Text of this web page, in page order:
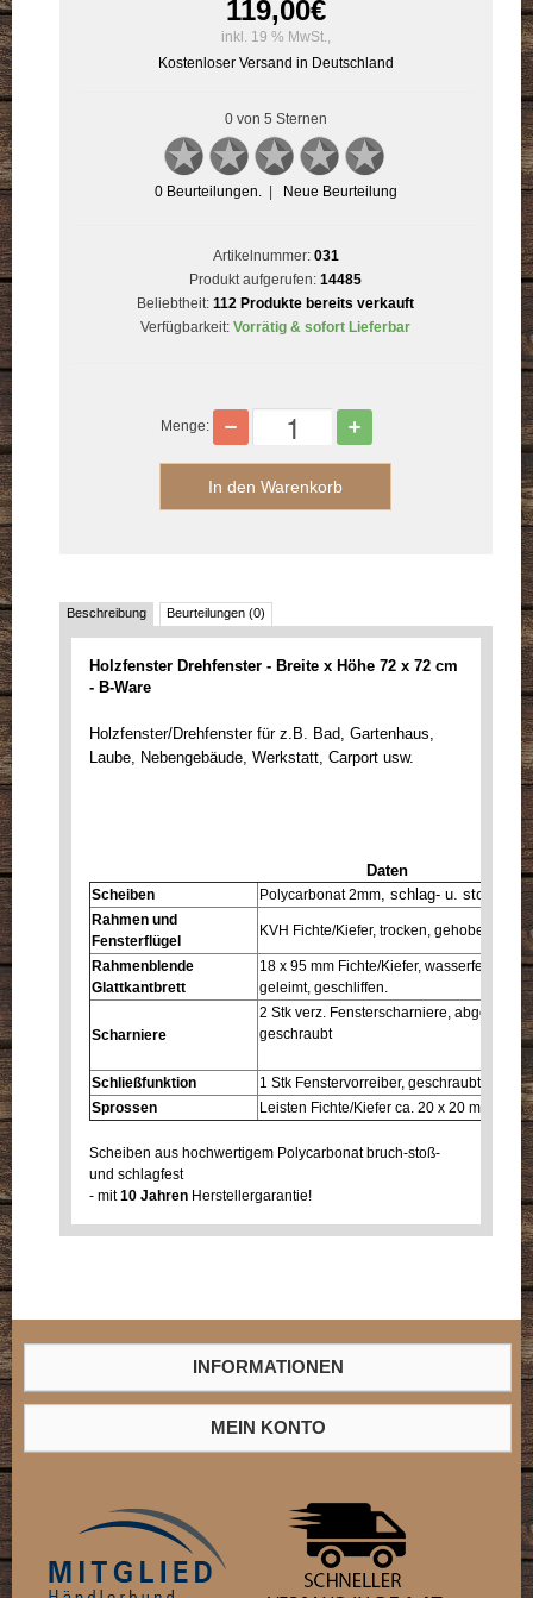
119,00€
inkl. 19 % MwSt.,
Kostenloser Versand in Deutschland
0 von 5 Sternen
0Beurteilungen.| Neue Beurteilung
Artikelnummer:031
Produkt aufgerufen: 14485
Beliebtheit:112 Produkte bereits verkauft
Verfügbarkeit: Vorrätig & sofort Lieferbar
Menge:
Beschreibung Beurteilungen (0)
Holzfenster Drehfenster - Breite x Höhe 72 x 72 cm
- B-Ware
Holzfenster/Drehfenster für z.B. Bad, Gartenhaus,
Laube, Nebengebäude, Werkstatt, Carport usw.
Daten
Scheiben Polycarbonat 2mm , schlag- u. stoßfest
Rahmen und
Fensterflügel
KVH Fichte/Kiefer, trocken, gehobelt,
Rahmenblende
Glattkantbrett
18 x 95 mm Fichte/Kiefer, wasserfest auf
geleimt, geschliffen.
Scharniere
2 Stk verz. Fensterscharniere,
geschraubt
Schließfunktion
1 Stk Fenstervorreiber, geschraubt mit
Sprossen
Leisten Fichte/Kiefer ca. 20 x 20 mm -
Scheiben aus hochwertigem Polycarbonat bruch-stoß-
und schlagfest
- mit10 Jahren Herstellergarantie!
INFORMATIONEN
MEIN KONTO